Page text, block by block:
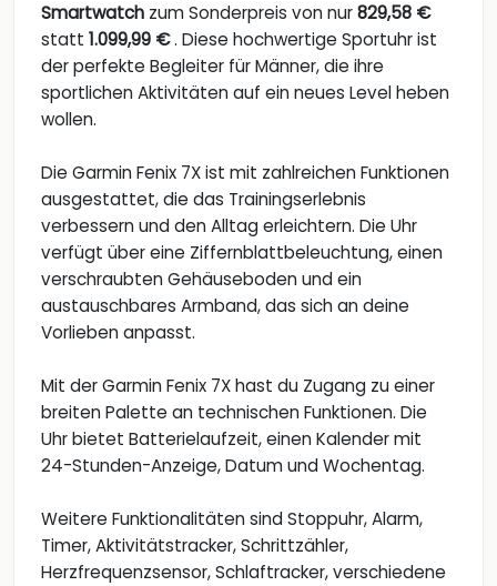
Smartwatch zum Sonderpreis von nur829,58 €
statt 1.099,99 €. Diese hochwertige Sportuhr ist
der perfekte Begleiter für Männer, die ihre
sportlichen Aktivitäten auf ein neues Level heben
wollen.
Die Garmin Fenix 7X ist mit zahlreichen Funktionen
ausgestattet, die das Trainingserlebnis
verbessern und den Alltag erleichtern. Die Uhr
verfügt über eine Ziffernblattbeleuchtung, einen
verschraubten Gehäuseboden und ein
austauschbares Armband, das sich an deine
Vorlieben anpasst.
Mit der Garmin Fenix 7X hast du Zugang zu einer
breiten Palette an technischen Funktionen. Die
Uhr bietet Batterielaufzeit, einen Kalender mit
24-Stunden-Anzeige, Datum und Wochentag.
Weitere Funktionalitäten sind Stoppuhr, Alarm,
Timer, Aktivitätstracker, Schrittzähler,
Herzfrequenzsensor, Schlaftracker, verschiedene